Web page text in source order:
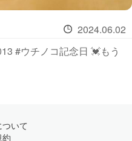
2024.06.02
#ウチノコ記念日 💓もう
ついて